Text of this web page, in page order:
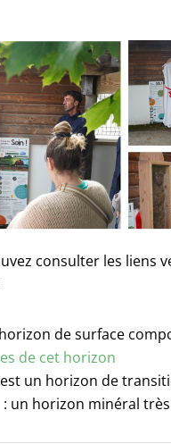
consulter les liens
de surface
de cet horizon
est un horizon de
: un horizon minéral